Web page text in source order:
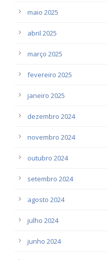
maio 2025
abril 2025
março 2025
fevereiro 2025
janeiro 2025
dezembro 2024
novembro 2024
outubro 2024
setembro 2024
agosto 2024
julho 2024
junho 2024